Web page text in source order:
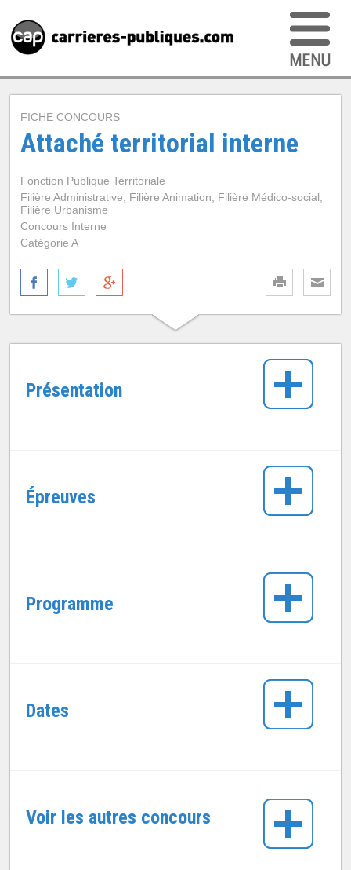
FICHE CONCOURS
Attaché territorial interne
Fonction Publique Territoriale
Filière Administrative, Filière Animation, Filière Médico-social,
Filière Urbanisme
Concours Interne
Catégorie A
Présentation
Épreuves
Programme
Dates
Voir les autres concours